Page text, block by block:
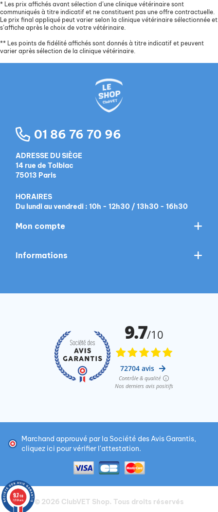
* Les prix affichés avant sélection d’une clinique vétérinaire sont
communiqués à titre indicatif et ne constituent pas une offre contractuelle.
Le prix final appliqué peut varier selon la clinique vétérinaire sélectionnée et
s’affiche après le choix de votre vétérinaire.
** Les points de fidélité affichés sont donnés à titre indicatif et peuvent
varier après sélection de la clinique vétérinaire.
01 86 76 70 96
ADRESSE DU SIÈGE
14 rue de Tolbiac
75013 Paris
HORAIRES
Du lundi au vendredi : 10h - 12h30 / 13h30 - 16h30
Mon compte
Informations
Marchand approuvé par la Société des Avis Garantis,
cliquez ici pour vérifier l'attestation.
© 2026 ClubVET Shop. Tous droits réservés
9.7/10
72704 avis